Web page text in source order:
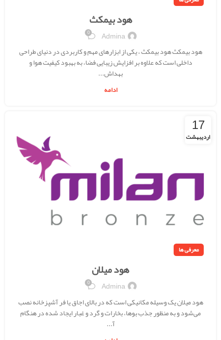
هود بیمکث
Admina
0
هود بیمکث هود بیمکث ، یکی از ابزارهای مهم و کاربردی در دنیای طراحی
داخلی است که علاوه بر افزایش زیبایی فضا، به بهبود کیفیت هوا و
بهداش...
ادامه
17
اردیبهشت
معرفی ها
هود میلان
Admina
0
هود میلان یک وسیله مکانیکی است که در بالای اجاق یا فر آشپزخانه نصب
می‌شود و به منظور جذب بوها، بخارات و گرد و غبار ایجاد شده در هنگام
آ...